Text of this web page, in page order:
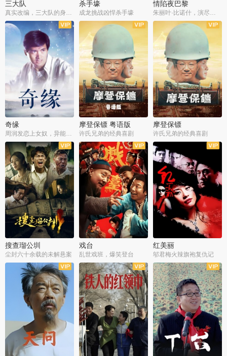
三大队 杀手壕
成龙挑战凶悍杀手壕
情陷夜巴黎
奇缘
周润发恋上女奴，异能护体战邪派
摩登保镖 粤语版
许氏兄弟的经典喜剧
摩登保镖
许氏兄弟的经典喜剧
搜查瑠公圳
尘封六十余载的未解悬案
戏台
乱世戏班，爆笑登台
红美丽
邬君梅火辣旗袍复仇记